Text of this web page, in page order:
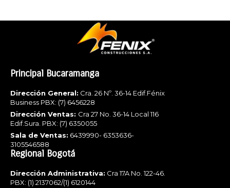
Principal Bucaramanga
Dirección General: Cra. 26 Nº. 36-14 Edif.Fénix
Business PBX: (7) 6456228
Dirección Ventas: Cra 27 No. 36-14 Local 116
Edif.Sura. PBX: (7) 6350055
Sala de Ventas: 6439990- 6353636-
3105546588
Regional Bogotá
Dirección Administrativa: Cra 17A No. 122-46.
PBX: (1) 2137062/(1) 6120144